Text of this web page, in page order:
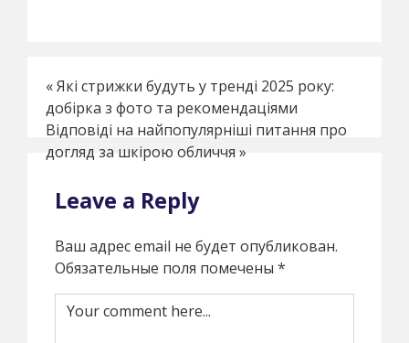
«Які стрижки будуть у тренді 2025 року:
добірка з фото та рекомендаціями
Відповіді на найпопулярніші питання про
догляд за шкірою обличчя »
Leave a Reply
Ваш адрес email не будет опубликован.
Обязательные поля помечены *